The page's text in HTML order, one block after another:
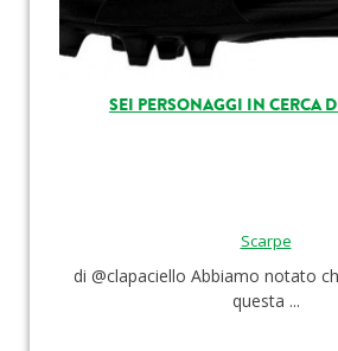
SEI PERSONAGGI IN CERCA
Scarpe
di @clapaciello Abbiamo notato
questa ...